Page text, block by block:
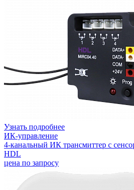
Узнать подробнее
ИК-управление
4-канальный ИК трансмиттер с
HDL
цена по запросу